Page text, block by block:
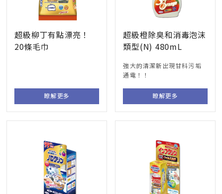
超級柳丁有點漂亮！
20條毛巾
瞭解更多
超級橙除臭和消毒泡沫
類型(N) 480mL
強大的清潔新出現甘科污垢
通電！！
瞭解更多